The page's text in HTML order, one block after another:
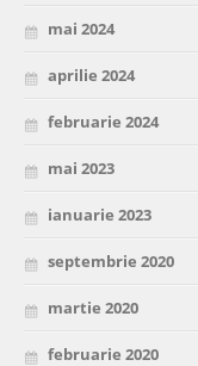
mai 2024
aprilie 2024
februarie 2024
mai 2023
ianuarie 2023
septembrie 2020
martie 2020
februarie 2020